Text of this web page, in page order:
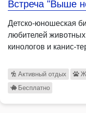
Встреча "Выше
Детско-юношеская
любителей животных
кинологов и канис-
Активный отдых
Бесплатно